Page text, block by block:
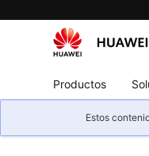
Productos
Estos
de VPN
Error de